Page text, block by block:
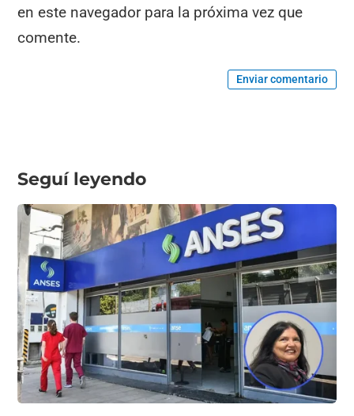
en este navegador para la próxima vez que
comente.
Enviar comentario
Seguí leyendo